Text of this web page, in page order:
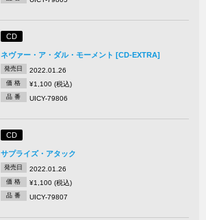
CD
ネヴァー・ア・ダル・モーメント [CD-EXTRA]
発売日 2022.01.26
価 格 ¥1,100 (税込)
品 番 UICY-79806
CD
サプライズ・アタック
発売日 2022.01.26
価 格 ¥1,100 (税込)
品 番 UICY-79807